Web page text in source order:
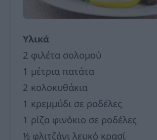
Υλικά
2 φιλέτα σολομού
1 μέτρια πατάτα
2 κολοκυθάκια
1 κρεμμύδι σε ροδέλες
1 ρίζα φινόκιο σε ροδέλες
½ φλιτζάνι λευκό κρασί